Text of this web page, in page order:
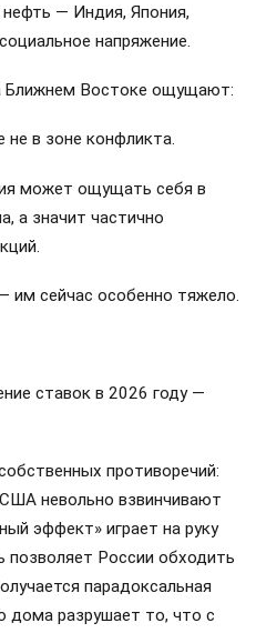
— Индия, Япония,
напряжение.
Ближнем Востоке ощущают:
в зоне конфликта.
может ощущать себя в
а значит частично
им сейчас особенно тяжело.
ставок в 2026 году —
противоречий:
невольно взвинчивают
эффект» играет на руку
позволяет России обходить
парадоксальная
дома разрушает то, что с